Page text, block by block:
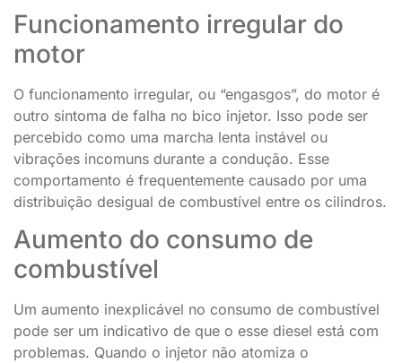
Funcionamento irregular do
motor
O funcionamento irregular, ou “engasgos”, do motor é
outro sintoma de falha no bico injetor. Isso pode ser
percebido como uma marcha lenta instável ou
vibrações incomuns durante a condução. Esse
comportamento é frequentemente causado por uma
distribuição desigual de combustível entre os cilindros.
Aumento do consumo de
combustível
Um aumento inexplicável no consumo de combustível
pode ser um indicativo de que o esse diesel está com
problemas. Quando o injetor não atomiza o